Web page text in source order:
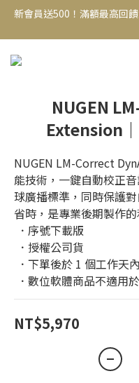
新會員送500！滿額最高回
新會員送500！滿額最高回
結帳頁選
NUGEN
Extension
NUGEN LM-Correct
能技術，一鍵自動校正
球廣播標準，同時保護
省時，是專業後期製作的
．序號下載版
．授權公司貨
．下單後於 1 個工作天
．數位軟體商品不適用
NT$5,970